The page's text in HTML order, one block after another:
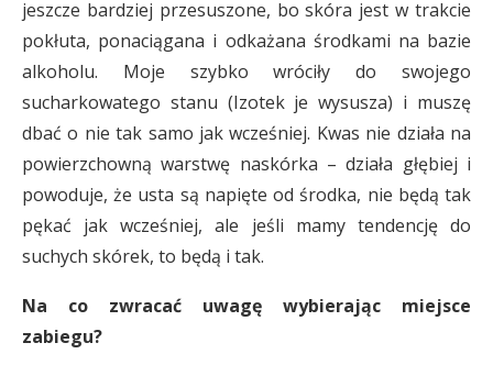
jeszcze bardziej przesuszone, bo skóra jest w trakcie
pokłuta, ponaciągana i odkażana środkami na bazie
alkoholu. Moje szybko wróciły do swojego
sucharkowatego stanu (Izotek je wysusza) i muszę
dbać o nie tak samo jak wcześniej. Kwas nie działa na
powierzchowną warstwę naskórka – działa głębiej i
powoduje, że usta są napięte od środka, nie będą tak
pękać jak wcześniej, ale jeśli mamy tendencję do
suchych skórek, to będą i tak.
Na co zwracać uwagę wybierając miejsce
zabiegu?